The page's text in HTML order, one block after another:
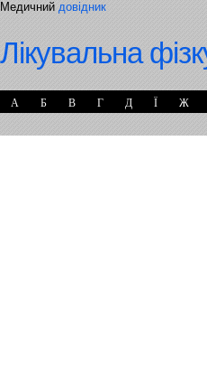
Медичний довідник
Лікувальна
А Б В Г Д Ї Ж